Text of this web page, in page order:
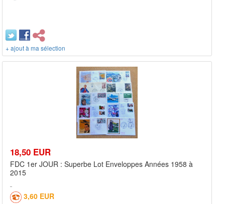
+ ajout à ma sélection
18,50 EUR
FDC 1er JOUR : Superbe Lot Enveloppes Années 1958 à
2015
3,60 EUR